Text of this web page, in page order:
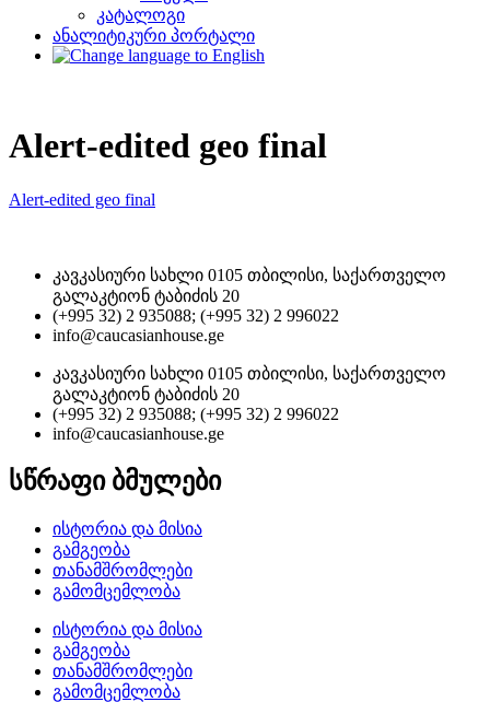
კატალოგი
ანალიტიკური პორტალი
Alert-edited geo final
Alert-edited geo final
კავკასიური სახლი 0105 თბილისი, საქართველო
გალაკტიონ ტაბიძის 20
(+995 32) 2 935088; (+995 32) 2 996022
info@caucasianhouse.ge
კავკასიური სახლი 0105 თბილისი, საქართველო
გალაკტიონ ტაბიძის 20
(+995 32) 2 935088; (+995 32) 2 996022
info@caucasianhouse.ge
სწრაფი ბმულები
ისტორია და მისია
გამგეობა
თანამშრომლები
გამომცემლობა
ისტორია და მისია
გამგეობა
თანამშრომლები
გამომცემლობა